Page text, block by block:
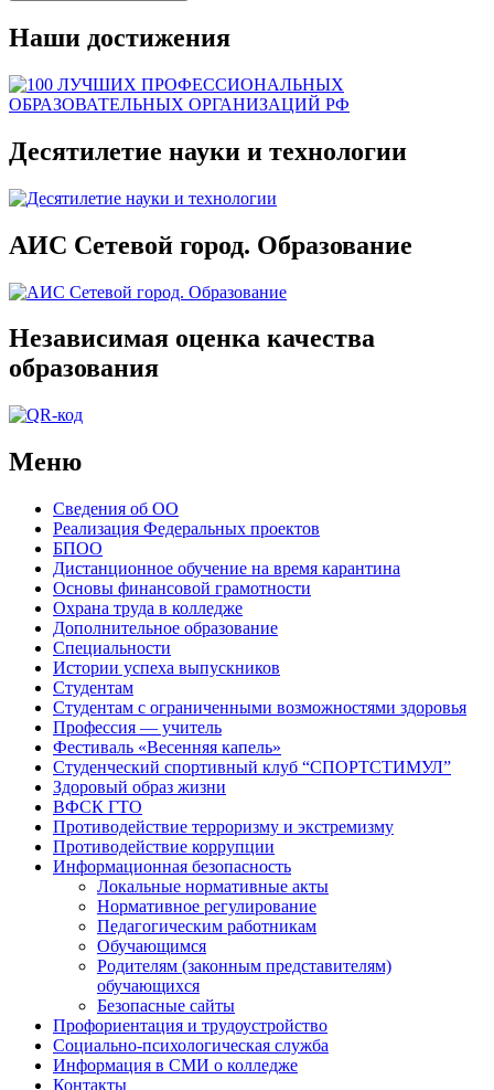
Наши достижения
Десятилетие науки и технологии
АИС Сетевой город. Образование
Независимая оценка качества
образования
Меню
Сведения об ОО
Реализация Федеральных проектов
БПОО
Дистанционное обучение на время карантина
Основы финансовой грамотности
Охрана труда в колледже
Дополнительное образование
Специальности
Истории успеха выпускников
Студентам
Студентам с ограниченными возможностями здоровья
Профессия — учитель
Фестиваль «Весенняя капель»
Студенческий спортивный клуб “СПОРТСТИМУЛ”
Здоровый образ жизни
ВФСК ГТО
Противодействие терроризму и экстремизму
Противодействие коррупции
Информационная безопасность
Локальные нормативные акты
Нормативное регулирование
Педагогическим работникам
Обучающимся
Родителям (законным представителям)
обучающихся
Безопасные сайты
Профориентация и трудоустройство
Социально-психологическая служба
Информация в СМИ о колледже
Контакты